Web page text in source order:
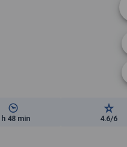
Średni czas potrzebny na
h 48 min 4.6/6